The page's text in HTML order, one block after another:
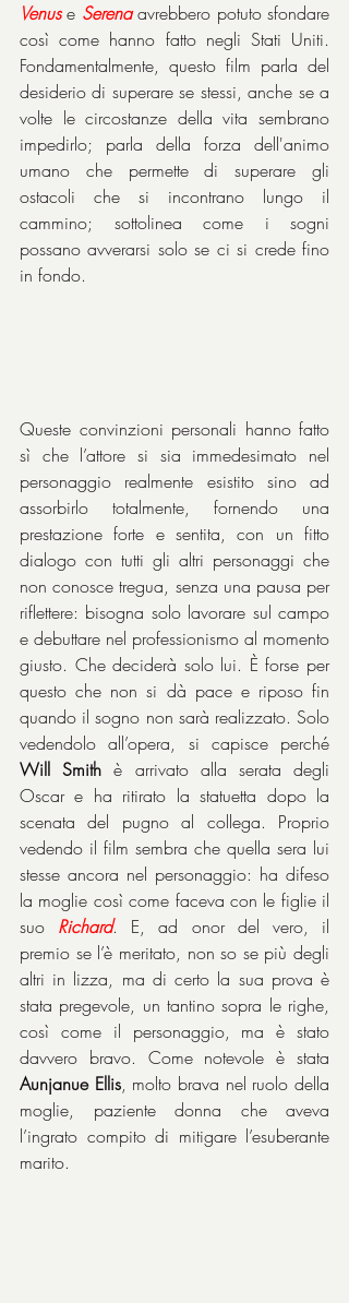
Venus e Serena avrebbero potuto sfondare
così come hanno fatto negli Stati Uniti.
Fondamentalmente, questo film parla del
desiderio di superare se stessi, anche se a
volte le circostanze della vita sembrano
impedirlo; parla della forza dell'animo
umano che permette di superare gli
ostacoli che si incontrano lungo il
cammino; sottolinea come i sogni
possano avverarsi solo se ci si crede fino
in fondo.
Queste convinzioni personali hanno fatto
sì che l’attore si sia immedesimato nel
personaggio realmente esistito sino ad
assorbirlo totalmente, fornendo una
prestazione forte e sentita, con un fitto
dialogo con tutti gli altri personaggi che
non conosce tregua, senza una pausa per
riflettere: bisogna solo lavorare sul campo
e debuttare nel professionismo al momento
giusto. Che deciderà solo lui. È forse per
questo che non si dà pace e riposo fin
quando il sogno non sarà realizzato. Solo
Will Smith è arrivato alla serata degli
Oscar e ha ritirato la statuetta dopo la
scenata del pugno al collega. Proprio
vedendo il film sembra che quella sera lui
stesse ancora nel personaggio: ha difeso
la moglie così come faceva con le figlie il
suo Richard. E, ad onor del vero, il
premio se l’è meritato, non so se più degli
altri in lizza, ma di certo la sua prova è
stata pregevole, un tantino sopra le righe,
così come il personaggio, ma è stato
Aunjanue Ellis, molto brava nel ruolo della
moglie, paziente donna che aveva
l’ingrato compito di mitigare l’esuberante
marito.